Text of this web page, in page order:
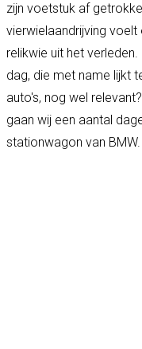
zijn voetstuk af
vierwielaandrijving
relikwie uit het
dag, die met name lijkt
auto's, nog wel
gaan wij een aantal
stationwagon van BMW.